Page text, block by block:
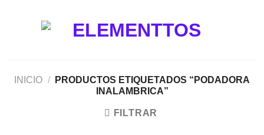
INICIO /
PRODUCTOS ETIQUETADOS “PODADORA
INALAMBRICA”
FILTRAR